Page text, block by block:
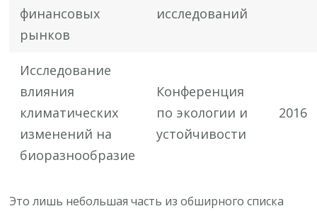
финансовых
рынков
исследований
Исследование
влияния
климатических
изменений на
биоразнообразие
Конференция
по экологии и
устойчивости
2016
Это лишь небольшая часть из обширного списка